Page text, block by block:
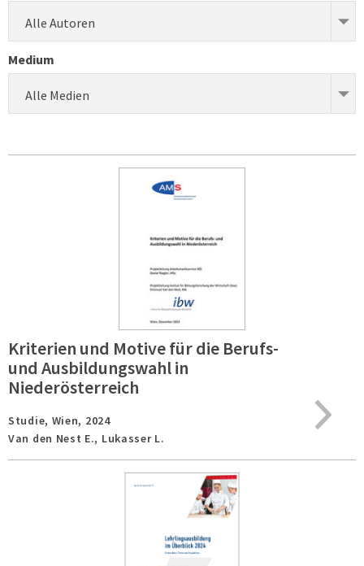
Alle Autoren
Medium
Alle Medien
Kriterien und Motive für die Berufs-
und Ausbildungswahl in
Niederösterreich
Studie, Wien, 2024
Van den Nest E., Lukasser L.